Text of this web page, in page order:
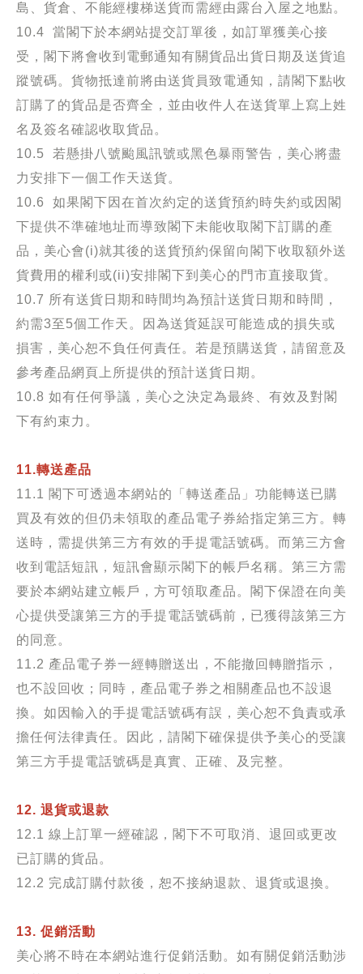
島、貨倉、不能經樓梯送貨而需經由露台入屋之地點。
10.4 當閣下於本網站提交訂單後，如訂單獲美心接
受，閣下將會收到電郵通知有關貨品出貨日期及送貨追
蹤號碼。貨物抵達前將由送貨員致電通知，請閣下點收
訂購了的貨品是否齊全，並由收件人在送貨單上寫上姓
名及簽名確認收取貨品。
10.5 若懸掛八號颱風訊號或黑色暴雨警告，美心將盡
力安排下一個工作天送貨。
10.6 如果閣下因在首次約定的送貨預約時失約或因閣
下提供不準確地址而導致閣下未能收取閣下訂購的產
品，美心會(i)就其後的送貨預約保留向閣下收取額外送
貨費用的權利或(ii)安排閣下到美心的門市直接取貨。
10.7 所有送貨日期和時間均為預計送貨日期和時間，
約需3至5個工作天。因為送貨延誤可能造成的損失或
損害，美心恕不負任何責任。若是預購送貨，請留意及
參考產品網頁上所提供的預計送貨日期。
10.8 如有任何爭議，美心之決定為最終、有效及對閣
下有約束力。
11.轉送產品
11.1 閣下可透過本網站的「轉送產品」功能轉送已購
買及有效的但仍未領取的產品電子券給指定第三方。轉
送時，需提供第三方有效的手提電話號碼。而第三方會
收到電話短訊，短訊會顯示閣下的帳戶名稱。第三方需
要於本網站建立帳戶，方可領取產品。閣下保證在向美
心提供受讓第三方的手提電話號碼前，已獲得該第三方
的同意。
11.2 產品電子券一經轉贈送出，不能撤回轉贈指示，
也不設回收；同時，產品電子券之相關產品也不設退
換。如因輸入的手提電話號碼有誤，美心恕不負責或承
擔任何法律責任。因此，請閣下確保提供予美心的受讓
第三方手提電話號碼是真實、正確、及完整。
12. 退貨或退款
12.1 線上訂單一經確認，閣下不可取消、退回或更改
已訂購的貨品。
12.2 完成訂購付款後，恕不接納退款、退貨或退換。
13. 促銷活動
美心將不時在本網站進行促銷活動。如有關促銷活動涉